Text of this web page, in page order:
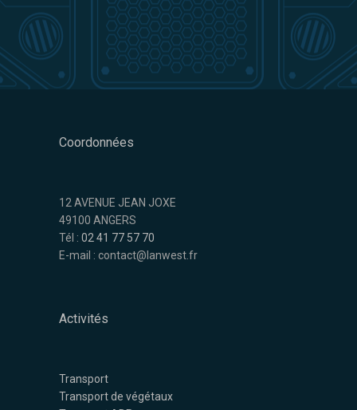
Coordonnées
12 AVENUE JEAN JOXE
49100 ANGERS
Tél : 02 41 77 57 70
E-mail : contact@lanwest.fr
Activités
Transport
Transport de végétaux